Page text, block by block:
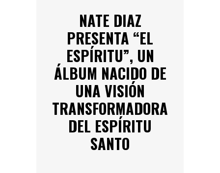
NATE DIAZ
PRESENTA “EL
ESPÍRITU”, UN
ÁLBUM NACIDO DE
UNA VISIÓN
TRANSFORMADORA
DEL ESPÍRITU
SANTO